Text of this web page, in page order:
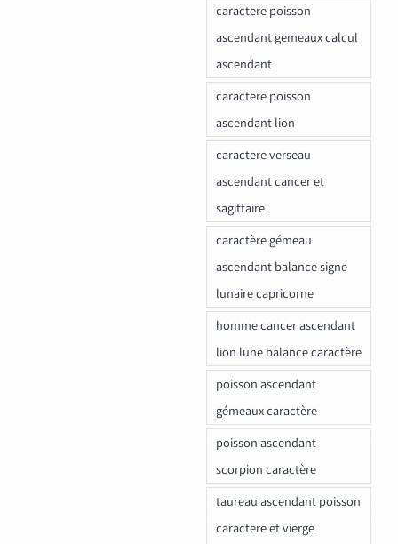
caractere poisson
ascendant gemeaux calcul
ascendant
caractere poisson
ascendant lion
caractere verseau
ascendant cancer et
sagittaire
caractère gémeau
ascendant balance signe
lunaire capricorne
homme cancer ascendant
lion lune balance caractère
poisson ascendant
gémeaux caractère
poisson ascendant
scorpion caractère
taureau ascendant poisson
caractere et vierge